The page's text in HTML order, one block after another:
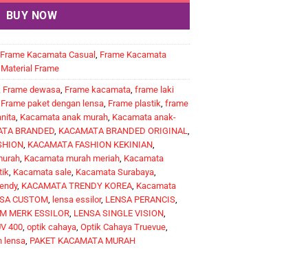
BUY NOW
Frame Kacamata Casual , Frame Kacamata
Material Frame
Frame dewasa, Frame kacamata, frame laki
Frame paket dengan lensa, Frame plastik, frame
, Kacamata anak murah, Kacamata anak-
BRANDED, KACAMATA BRANDED ORIGINAL,
, KACAMATA FASHION KEKINIAN,
, Kacamata murah meriah, Kacamata
, Kacamata sale, Kacamata Surabaya,
, KACAMATA TRENDY KOREA, Kacamata
CUSTOM, lensa essilor, LENSA PERANCIS,
MERK ESSILOR, LENSA SINGLE VISION,
400, optik cahaya, Optik Cahaya Truevue,
lensa, PAKET KACAMATA MURAH